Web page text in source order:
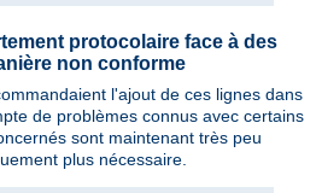
protocolaire face à des
non conforme
l'ajout de ces lignes dans
de problèmes connus avec certains
sont maintenant très peu
plus nécessaire.